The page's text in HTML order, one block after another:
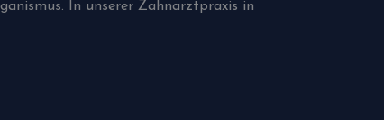
In unserer Zahnarztpraxis in